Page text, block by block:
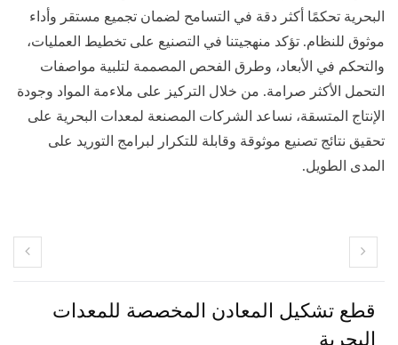
البحرية تحكمًا أكثر دقة في التسامح لضمان تجميع مستقر وأداء
موثوق للنظام. تؤكد منهجيتنا في التصنيع على تخطيط العمليات،
والتحكم في الأبعاد، وطرق الفحص المصممة لتلبية مواصفات
التحمل الأكثر صرامة. من خلال التركيز على ملاءمة المواد وجودة
الإنتاج المتسقة، نساعد الشركات المصنعة لمعدات البحرية على
تحقيق نتائج تصنيع موثوقة وقابلة للتكرار لبرامج التوريد على
المدى الطويل.
قطع تشكيل المعادن المخصصة للمعدات
البحرية